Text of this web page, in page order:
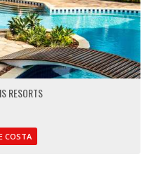
RESORTS
COSTA